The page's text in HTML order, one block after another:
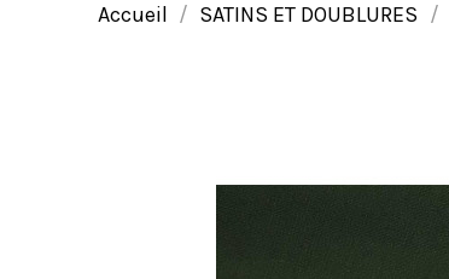
Accueil SATINS ET DOUBLURES